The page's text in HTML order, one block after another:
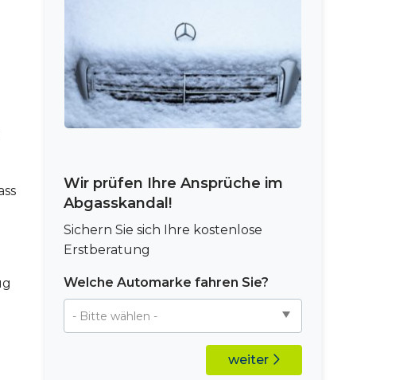
Wir prüfen Ihre Ansprüche im
Abgasskandal!
Sichern Sie sich Ihre kostenlose
Erstberatung
Welche Automarke fahren Sie?
weiter